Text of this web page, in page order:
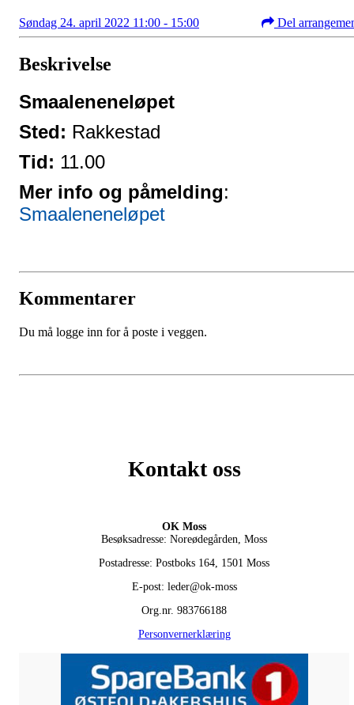
Søndag 24. april 2022 11:00 - 15:00 Del
Beskrivelse
Smaaleneneløpet
Sted: Rakkestad
Tid: 11.00
Mer info og påmelding:
Smaaleneneløpet
Kommentarer
Du må logge inn for å poste i veggen.
Kontakt oss
OK Moss
Besøksadresse: Noreødegården, Moss
Postadresse: Postboks 164, 1501 Moss
E-post: leder@ok-moss
Org.nr. 983766188
Personvernerklæring